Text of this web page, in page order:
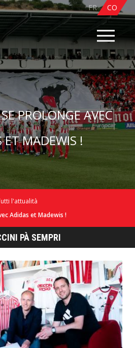
FR CO
PROLONGE AVEC
ET MADEWIS !
l'attualità
Adidas et Madewis !